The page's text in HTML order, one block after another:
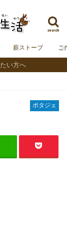
search
薪ストーブ こ
い方へ
ポタジェ